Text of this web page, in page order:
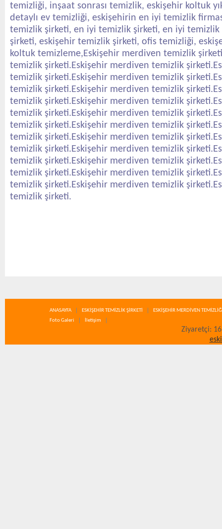
temizliği, inşaat sonrası temizlik, eskişehir koltuk
detaylı ev temizliği, eskişehirin en iyi temizlik
temizlik şirketi, en iyi temizlik şirketi, en iyi temizlik
şirketi, eskişehir temizlik şirketi, ofis temizliği,
koltuk temizleme,Eskişehir merdiven temizlik
temizlik şirketi.Eskişehir merdiven temizlik
temizlik şirketi.Eskişehir merdiven temizlik
temizlik şirketi.Eskişehir merdiven temizlik
temizlik şirketi.Eskişehir merdiven temizlik
temizlik şirketi.Eskişehir merdiven temizlik
temizlik şirketi.Eskişehir merdiven temizlik
temizlik şirketi.Eskişehir merdiven temizlik
temizlik şirketi.Eskişehir merdiven temizlik
temizlik şirketi.Eskişehir merdiven temizlik
temizlik şirketi.Eskişehir merdiven temizlik
temizlik şirketi.Eskişehir merdiven temizlik
temizlik şirketi.
ANASAYFA ESKİŞEHİR TEMİZLİK ŞİRKETİ
ESKİŞEHİR MERDİVEN
Foto Galeri
İletişim
Ziyaretçi: